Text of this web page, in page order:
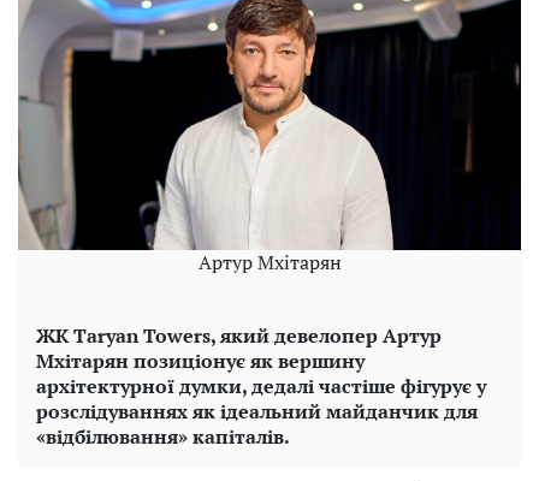
Артур Мхітарян
ЖК Taryan Towers, який девелопер Артур
Мхітарян позиціонує як вершину
архітектурної думки, дедалі частіше фігурує у
розслідуваннях як ідеальний майданчик для
«відбілювання» капіталів.